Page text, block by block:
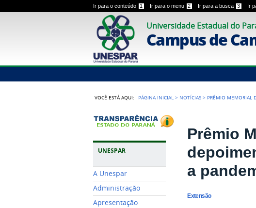
Ir para o conteúdo 1 Ir para o menu 2 Ir para a busca 3 Ir
Universidade Estadual do
Campus de
VOCÊ ESTÁ AQUI: PÁGINA INICIAL > NOTÍCIAS > PRÊMIO MEMORIAL
UNESPAR
A Unespar
Administração
Apresentação
Prêmio
a
Extensão